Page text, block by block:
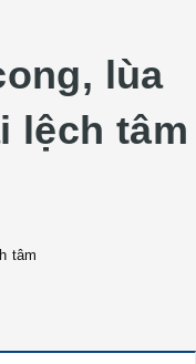
lùa
lệch tâm
tâm